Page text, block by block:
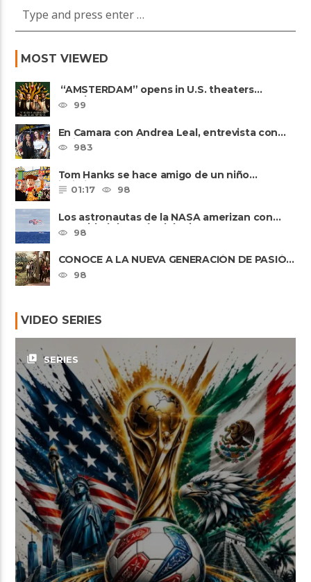
MOST VIEWED
“AMSTERDAM” opens in U.S. theaters
October 7, 2022
99
En Camara con Andrea Leal, entrevista con
Majo Cornejo, Cirque Du ......
983
Tom Hanks se hace amigo de un niño
intimidado de 8 años llamado ......
01:17 98
Los astronautas de la NASA amerizan con
seguridad después del primer ......
98
CONOCE A LA NUEVA GENERACIÓN DE PASIÓN
DE GAVILANES II
98
VIDEO SERIES
video_library SERIES